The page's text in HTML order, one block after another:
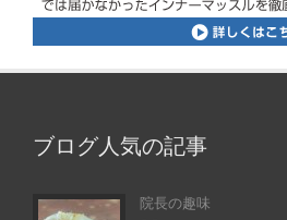
ブログ人気の記事
院長の趣味